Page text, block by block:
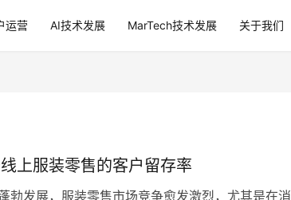
运营 AI技术发展 MarTech技术发展 关于我们
上服装零售的客户留存率
勃发展，服装零售市场竞争愈发激烈，尤其是在消